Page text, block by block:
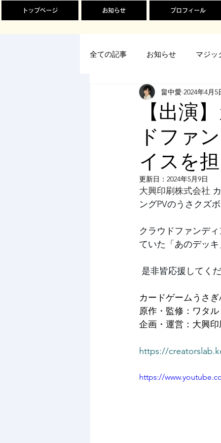
トップページ お知らせ プロフィール
全ての記事 お知らせ マジッ
【出演
ドファ
イスを
畠中愛 2024年4月5
更新日： 2024年5月9日
大興印刷株式会社
ングPVのうさクズ
クラウドファンデ
ていた「あのデッ
是非皆応援してく
カードゲームうさ
原作・監修：ワタル
企画・運営：大興
https://
https://